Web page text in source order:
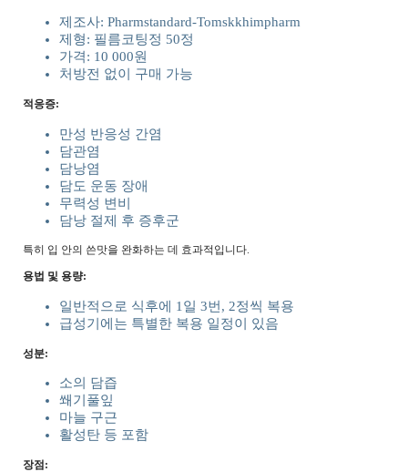
제조사: Pharmstandard-Tomskkhimpharm
제형: 필름코팅정 50정
가격: 10 000원
처방전 없이 구매 가능
적응증:
만성 반응성 간염
담관염
담낭염
담도 운동 장애
무력성 변비
담낭 절제 후 증후군
특히 입 안의 쓴맛을 완화하는 데 효과적입니다.
용법 및 용량:
일반적으로 식후에 1일 3번, 2정씩 복용
급성기에는 특별한 복용 일정이 있음
성분:
소의 담즙
쐐기풀잎
마늘 구근
활성탄 등 포함
장점: